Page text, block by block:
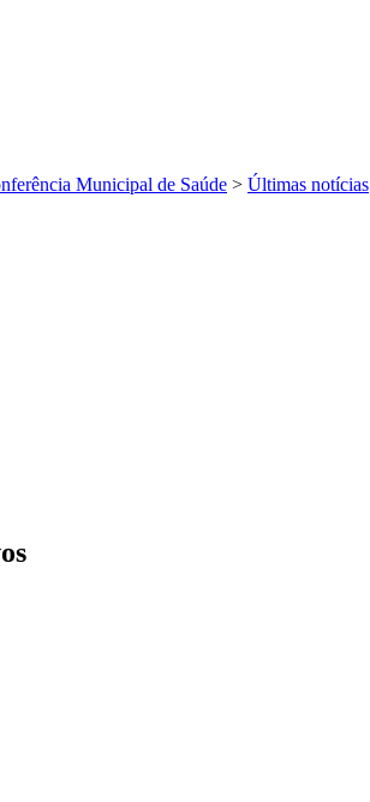
Municipal de Saúde > Últimas notícias